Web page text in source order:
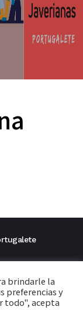
brindarle la
preferencias y
todo", acepta